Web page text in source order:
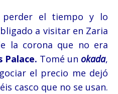
el tiempo y lo
a visitar en Zaria
la corona que no era
Palace. Tomé un okada,
el precio me dejó
casco que no se usan.